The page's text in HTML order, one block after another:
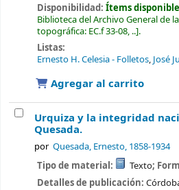
Disponibilidad: Ítems
Biblioteca del Archivo General de
topográfica: EC.f 33-08, .. .
Listas:
Ernesto H. Celesia - Folletos, José
Agregar al carrito
Urquiza y la integridad
Quesada.
por Quesada, Ernesto, 1858-1934
Tipo de material: Texto;
Detalles de publicación: